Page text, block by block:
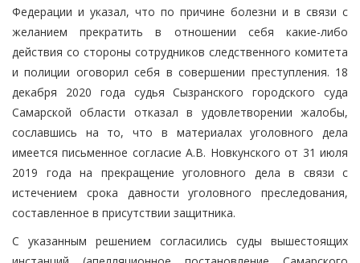
Федерации и указал, что по причине болезни и в связи с
желанием прекратить в отношении себя какие-либо
действия со стороны сотрудников следственного комитета
и полиции оговорил себя в совершении преступления. 18
декабря 2020 года судья Сызранского городского суда
Самарской области отказал в удовлетворении жалобы,
сославшись на то, что в материалах уголовного дела
имеется письменное согласие А.В. Новкунского от 31 июля
2019 года на прекращение уголовного дела в связи с
истечением срока давности уголовного преследования,
составленное в присутствии защитника.
С указанным решением согласились суды вышестоящих